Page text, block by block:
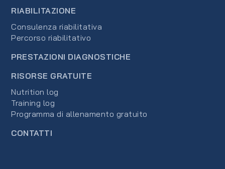
RIABILITAZIONE
Consulenza riabilitativa
Percorso riabilitativo
PRESTAZIONI DIAGNOSTICHE
RISORSE GRATUITE
Nutrition log
Training log
Programma di allenamento gratuito
CONTATTI